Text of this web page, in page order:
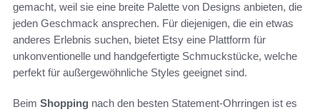
gemacht, weil sie eine breite Palette von Designs anbieten, die
jeden Geschmack ansprechen. Für diejenigen, die ein etwas
anderes Erlebnis suchen, bietet Etsy eine Plattform für
unkonventionelle und handgefertigte Schmuckstücke, welche
perfekt für außergewöhnliche Styles geeignet sind.
Beim Shopping nach den besten Statement-Ohrringen ist es